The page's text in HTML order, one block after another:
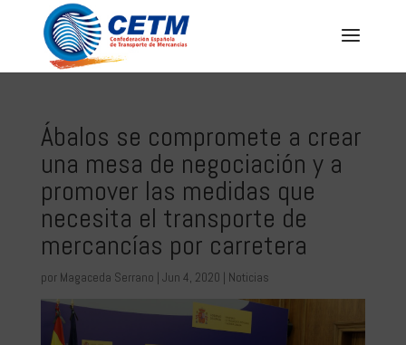
Ábalos se compromete a crear
una mesa de negociación y a
promover las medidas que
necesita el transporte de
mercancías por carretera
por Magaceda Serrano | Jun 4, 2020 | Noticias